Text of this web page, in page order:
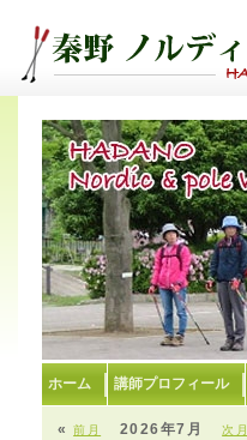
ホーム 講師プロフィール
«前月 次月
2026年7月